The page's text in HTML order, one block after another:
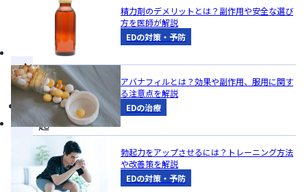
と
め
ED（勃
起
障
害）
に
精力剤のデメリットとは？副作用や安全な選び
方を医師が解説
EDの対策・予防
アバナフィルとは？効果や副作用、服用に関す
る注意点を解説
EDの治療
勃起力をアップさせるには？トレーニング方法
や改善策を解説
EDの対策・予防